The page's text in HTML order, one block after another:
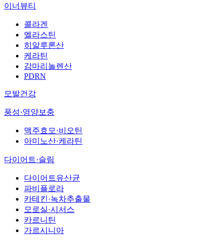
이너뷰티
콜라겐
엘라스틴
히알루론산
케라틴
감마리놀렌산
PDRN
모발건강
풍성·영양보충
맥주효모·비오틴
아미노산·케라틴
다이어트·슬림
다이어트유산균
파비플로라
카테킨·녹차추출물
모로실·시서스
카르니틴
가르시니아